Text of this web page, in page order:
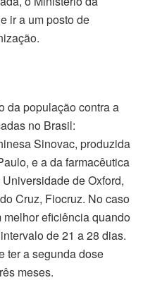
ir a um posto de
da população contra a
no Brasil:
Sinovac, produzida
e a da farmacêutica
de Oxford,
Cruz, Fiocruz. No caso
eficiência quando
de 21 a 28 dias.
ter a segunda dose
meses.